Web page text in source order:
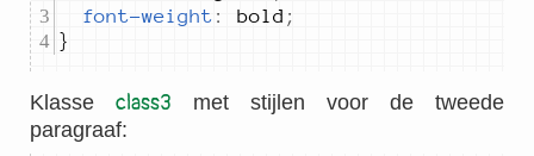
font-weight : bold ;
}
Klasse class3 met stijlen voor de tweede
paragraaf: